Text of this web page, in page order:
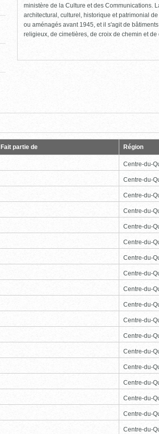
ministère de la Culture et des Communications.
architectural, culturel, historique et patrimonial
ou aménagés avant 1945, et il s'agit de
religieux, de cimetières, de croix de chemin et de
Fait partie de Région
Centre-du-
Centre-du-
Centre-du-
Centre-du-
Centre-du-
Centre-du-
Centre-du-
Centre-du-
Centre-du-
Centre-du-
Centre-du-
Centre-du-
Centre-du-
Centre-du-
Centre-du-
Centre-du-
Centre-du-
Centre-du-